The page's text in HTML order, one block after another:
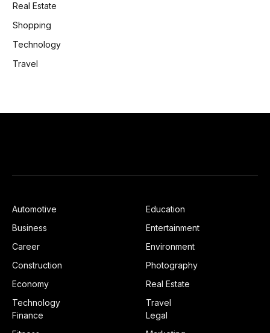
Real Estate
Shopping
Technology
Travel
Automotive
Business
Career
Construction
Economy
Technology
Education
Entertainment
Environment
Photography
Real Estate
Travel
Finance
Legal